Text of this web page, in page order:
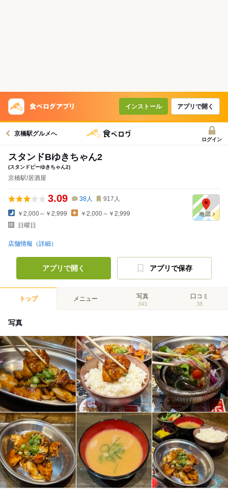
インストール アプリで開く
京橋駅グルメへ
ログイン
スタンドBゆきちゃん2
(スタンドビーゆきちゃん2)
京橋駅/居酒屋
3.09 38人 917 人
￥2,000～￥2,999
￥2,000～￥2,999
日曜日
店舗情報（詳細）
アプリで開く アプリで保存
トップ メニュー 写真
343
口コミ
38
写真